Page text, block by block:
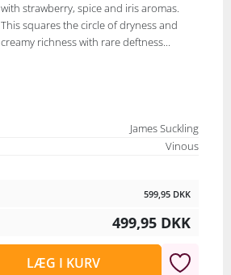
with strawberry, spice and iris aromas.
This squares the circle of dryness and
creamy richness with rare deftness...
James Suckling
Vinous
599,95 DKK
499,95 DKK
LÆG I KURV